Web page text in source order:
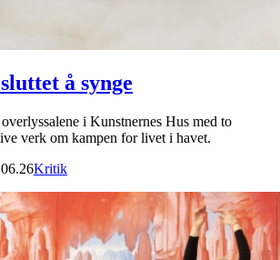
å synge
i Kunstnernes Hus med to
verk om kampen for livet i havet.
Kritik